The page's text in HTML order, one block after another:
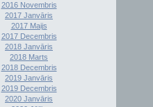
2016 Novembris
2017 Janvāris
2017 Maijs
2017 Decembris
2018 Janvāris
2018 Marts
2018 Decembris
2019 Janvāris
2019 Decembris
2020 Janvāris